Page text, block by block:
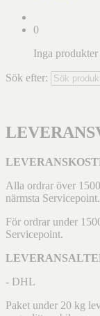
0
Inga
Sök efter:
Alla ordrar över
närmsta Servicepoint.
För ordrar under
Servicepoint.
- DHL
Paket under 20 kg